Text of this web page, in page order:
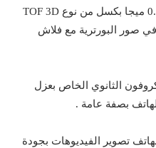
video والكاميرا الرابعة تأتي بدقة 0.3 ميجا بكسل من نوع TOF 3D
صور البورترية مع فلاش
الثانوي الخاص بعزل
بصفة عامة .
تصوير الفيديوهات بجودة